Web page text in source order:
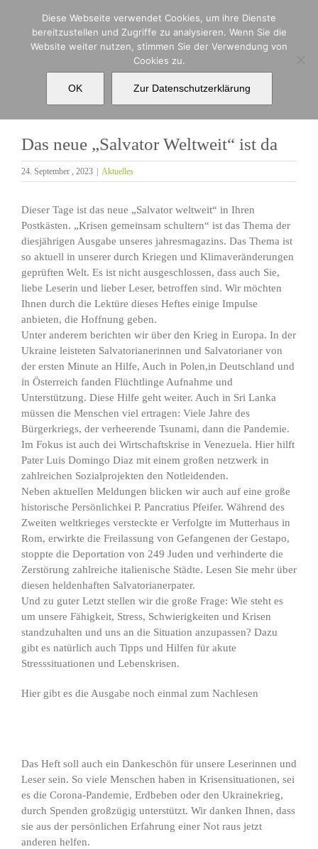
springen
Das neue „Salvator Weltweit“ ist da
Das neue „Salvator Weltweit“ ist da
24. September , 2023 Aktuelles
Dieser Tage ist das neue „Salvator weltweit“ in Ihren
Postkästen. „Krisen gemeinsam schultern“ ist das Thema der
diesjährigen Ausgabe unseres jahresmagazins. Das Thema ist
so aktuell in unserer durch Kriegen und Klimaveränderungen
geprüften Welt. Es ist nicht ausgeschlossen, dass auch Sie,
liebe Leserin und lieber Leser, betroffen sind. Wir möchten
Ihnen durch die Lektüre dieses Heftes einige Impulse
anbieten, die Hoffnung geben.
Unter anderem berichten wir über den Krieg in Europa. In der
Ukraine leisteten Salvatorianerinnen und Salvatorianer von
der ersten Minute an Hilfe, Auch in Polen,in Deutschland und
in Österreich fanden Flüchtlinge Aufnahme und
Unterstützung. Diese Hilfe geht weiter. Auch in Sri Lanka
müssen die Menschen viel ertragen: Viele Jahre des
Bürgerkriegs, der verheerende Tsunami, dann die Pandemie.
Im Fokus ist auch dei Wirtschaftskrise in Venezuela. Hier hilft
Pater Luis Domingo Diaz mit einem großen netzwerk in
zahlreichen Sozialprojekten den Notleidenden.
Neben aktuellen Meldungen blicken wir auch auf eine große
historische Persönlichkei P. Pancratius Pfeifer. Während des
Zweiten weltkrieges versteckte er Verfolgte im Mutterhaus in
Rom, erwirkte die Freilassung von Gefangenen der Gestapo,
stoppte die Deportation von 249 Juden und verhinderte die
Zerstörung zahlreiche italienische Städte. Lesen Sie mehr über
diesen heldenhaften Salvatorianerpater.
Und zu guter Letzt stellen wir die große Frage: Wie steht es
um unsere Fähigkeit, Stress, Schwierigkeiten und Krisen
standzuhalten und uns an die Situation anzupassen? Dazu
gibt es natürlich auch Tipps und Hilfen für akute
Stresssituationen und Lebenskrisen.
Hier gibt es die Ausgabe noch einmal zum Nachlesen
Das Heft soll auch ein Dankeschön für unsere Leserinnen und
Leser sein. So viele Menschen haben in Krisensituationen, sei
es die Corona-Pandemie, Erdbeben oder den Ukrainekrieg,
durch Spenden großzügig unterstützt. Wir danken Ihnen, dass
sie aus der persönlichen Erfahrung einer Not raus jetzt
anderen helfen.
Diese Webseite verwendet Cookies, um ihre Dienste
bereitzustellen und Zugriffe zu analysieren. Wenn Sie die
Website weiter nutzen, stimmen Sie der Verwendung von
Cookies zu.
OK Zur Datenschutzerklärung